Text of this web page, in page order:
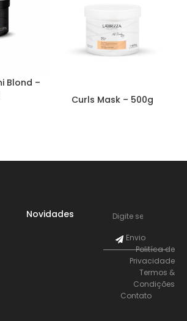
Blond –
Curls Mask – 500g
Novidades
Envio
Politíca de
Privacidade
Termos &
Condições
Contato